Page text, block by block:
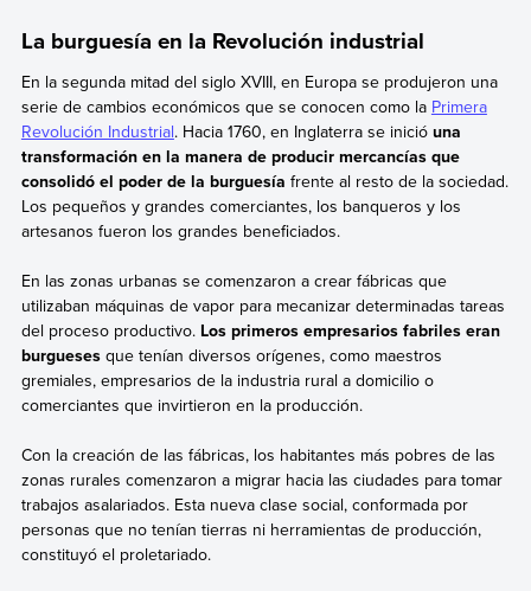
La burguesía en la Revolución industrial
En la segunda mitad del siglo XVIII, en Europa se produjeron una
serie de cambios económicos que se conocen como la Primera
Revolución Industrial. Hacia 1760, en Inglaterra se inició una
transformación en la manera de producir mercancías que
consolidó el poder de la burguesía frente al resto de la sociedad.
Los pequeños y grandes comerciantes, los banqueros y los
artesanos fueron los grandes beneficiados.
En las zonas urbanas se comenzaron a crear fábricas que
utilizaban máquinas de vapor para mecanizar determinadas tareas
del proceso productivo. Los primeros empresarios fabriles eran
burguesesque tenían diversos orígenes, como maestros
gremiales, empresarios de la industria rural a domicilio o
comerciantes que invirtieron en la producción.
Con la creación de las fábricas, los habitantes más pobres de las
zonas rurales comenzaron a migrar hacia las ciudades para tomar
trabajos asalariados. Esta nueva clase social, conformada por
personas que no tenían tierras ni herramientas de producción,
constituyó el proletariado.